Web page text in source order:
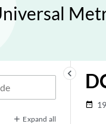
keyboard_arrow_left
Expand all
date_range